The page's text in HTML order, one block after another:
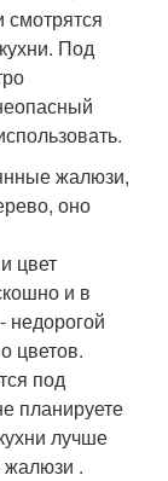
Под
жалюзи,
оно
цвет
и в
недорогой
цветов.
под
планируете
лучше
.